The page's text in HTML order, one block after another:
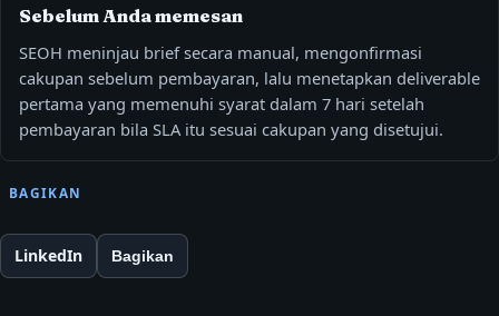
Sebelum Anda memesan
SEOH meninjau brief secara manual, mengonfirmasi
cakupan sebelum pembayaran, lalu menetapkan deliverable
pertama yang memenuhi syarat dalam 7 hari setelah
pembayaran bila SLA itu sesuai cakupan yang disetujui.
BAGIKAN
LinkedIn Bagikan